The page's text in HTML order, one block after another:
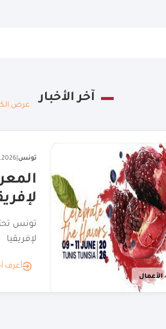
آخر الأخبار
عرض
الأعمال
تونس|
تونس